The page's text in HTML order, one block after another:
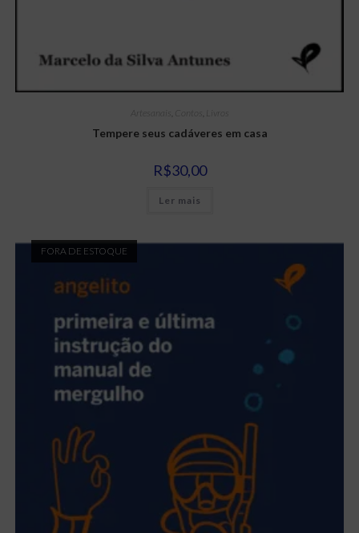
Tempere seus cadáveres em casa
R$30,00
Ler mais
FORA DE ESTOQUE